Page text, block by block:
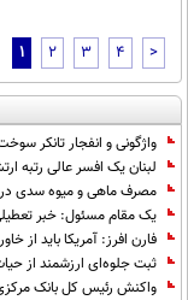
1 2 3 4 >
واژگونی و انفجار تانکر
لبنان یک افسر عالی رتبه
مصرف ماهی و میوه سدی در
یک مقام مسئول: خبر
فارن افرز: آمریکا باید از
ثبت جلوه‌ای ارزشمند از
واکنش رئیس کل بانک